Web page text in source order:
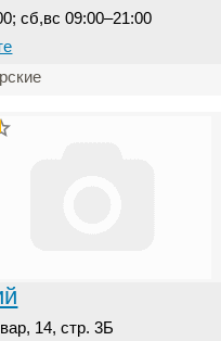
сб,вс 09:00–21:00
14, стр. 3Б